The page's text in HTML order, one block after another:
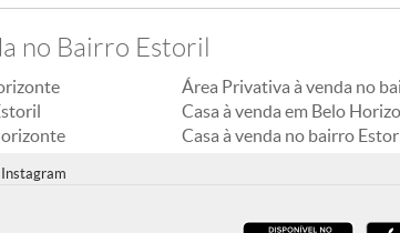
no Bairro Estoril
Área Privativa à venda no
Casa à venda em Belo
Casa à venda no bairro
Instagram